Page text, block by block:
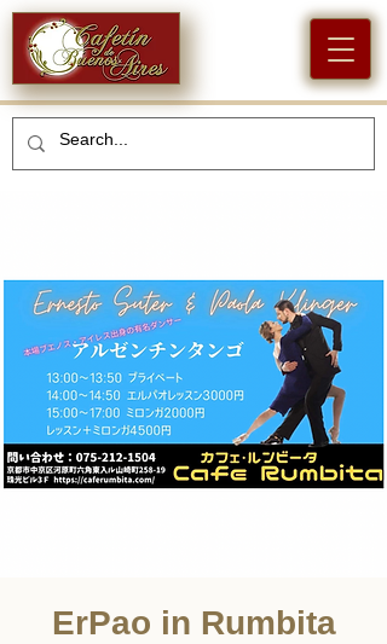
ErPao in Rumbita